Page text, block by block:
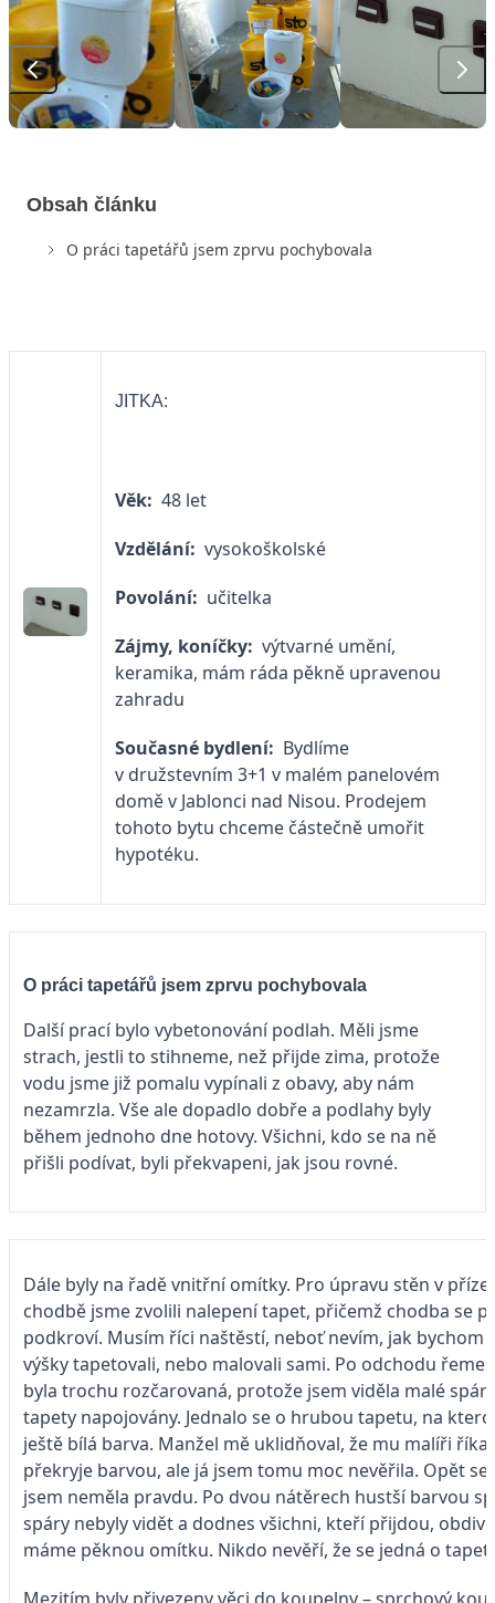
Obsah článku
O práci tapetářů jsem zprvu pochybovala
JITKA:
Věk: 48 let
Vzdělání: vysokoškolské
Povolání: učitelka
Zájmy, koníčky: výtvarné umění,
keramika, mám ráda pěkně upravenou
zahradu
Současné bydlení: Bydlíme
v družstevním 3+1 v malém panelovém
domě v Jablonci nad Nisou. Prodejem
tohoto bytu chceme částečně umořit
hypotéku.
O práci tapetářů jsem zprvu pochybovala
Další prací bylo vybetonování podlah. Měli jsme
strach, jestli to stihneme, než přijde zima, protože
vodu jsme již pomalu vypínali z obavy, aby nám
nezamrzla. Vše ale dopadlo dobře a podlahy byly
během jednoho dne hotovy. Všichni, kdo se na ně
přišli podívat, byli překvapeni, jak jsou rovné.
Dále byly na řadě vnitřní omítky. Pro úpravu stěn v
chodbě jsme zvolili nalepení tapet, přičemž chodba se
podkroví. Musím říci naštěstí, neboť nevím, jak bychom
výšky tapetovali, nebo malovali sami. Po odchodu
byla trochu rozčarovaná, protože jsem viděla malé
tapety napojovány. Jednalo se o hrubou tapetu, na
ještě bílá barva. Manžel mě uklidňoval, že mu malíři
překryje barvou, ale já jsem tomu moc nevěřila. Opět se
jsem neměla pravdu. Po dvou nátěrech hustší barvou
spáry nebyly vidět a dodnes všichni, kteří přijdou,
máme pěknou omítku. Nikdo nevěří, že se jedná o